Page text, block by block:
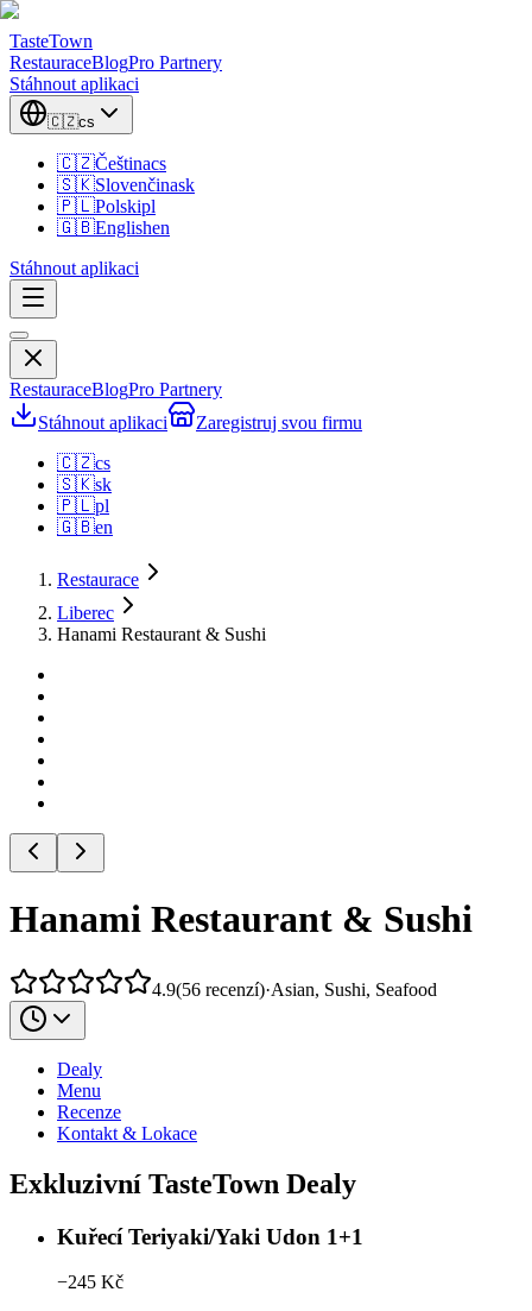
TasteTown
RestauraceBlogPro Partnery
Stáhnout aplikaci
🇨🇿cs
🇨🇿Češtinacs
🇸🇰Slovenčinask
🇵🇱Polskipl
🇬🇧Englishen
Stáhnout aplikaci
RestauraceBlogPro Partnery
Stáhnout aplikaci
Zaregistruj svou firmu
🇨🇿cs
🇸🇰sk
🇵🇱pl
🇬🇧en
Restaurace
Liberec
Hanami Restaurant & Sushi
Hanami Restaurant & Sushi
4.9(56 recenzí)·Asian, Sushi, Seafood
Dealy
Menu
Recenze
Kontakt & Lokace
Exkluzivní TasteTown Dealy
Kuřecí Teriyaki/Yaki Udon 1+1
−245 Kč